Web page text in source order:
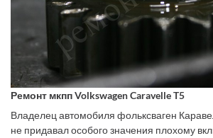
Ремонт мкпп Volkswagen Caravelle T5
Владелец автомобиля фольксваген
не придавал особого значения плохому